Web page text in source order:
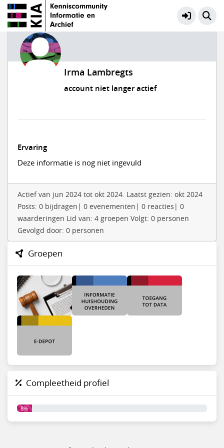
Irma Lambregts
account niet langer actief
Ervaring
Deze informatie is nog niet ingevuld
Actief van jun 2024 tot okt 2024. Laatst gezien: okt 2024
Posts: 0 bijdragen| 0 evenementen| 0 reacties| 0
waarderingen Lid van: 4 groepen Volgt: 0 personen
Gevolgd door: 0 personen
Groepen
Compleetheid profiel
8%